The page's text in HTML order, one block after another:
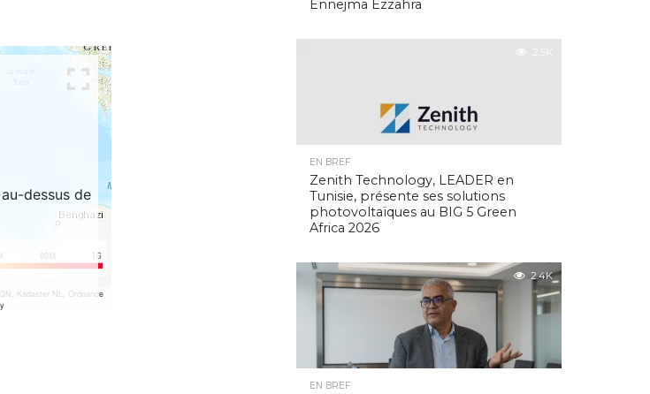
Ennejma Ezzahra
2.5K
EN BREF
Zenith Technology, LEADER en
Tunisie, présente ses solutions
photovoltaïques au BIG 5 Green
Africa 2026
2.4K
EN BREF